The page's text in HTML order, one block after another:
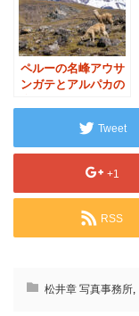
ペルーの名峰アウサ
ンガテとアルパカの
Tweet
+1
RSS
松井章 写真事務所,